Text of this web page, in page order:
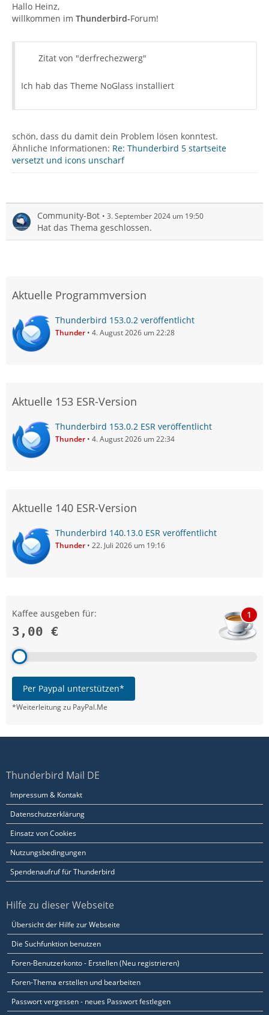
Hallo Heinz,
willkommen im Thunderbird-Forum!
Zitat von "derfrechezwerg"
Ich hab das Theme NoGlass installiert
schön, dass du damit dein Problem lösen konntest.
Ähnliche Informationen: Re: Thunderbird 5 startseite
versetzt und icons unscharf
Community-Bot 3. September 2024 um 19:50
Hat das Thema geschlossen.
Aktuelle Programmversion
Thunderbird 153.0.2 veröffentlicht
Thunder 4. August 2026 um 22:28
Aktuelle 153 ESR-Version
Thunderbird 153.0.2 ESR veröffentlicht
Thunder 4. August 2026 um 22:34
Aktuelle 140 ESR-Version
Thunderbird 140.13.0 ESR veröffentlicht
Thunder 22. Juli 2026 um 19:16
Kaffee ausgeben für:
3,00 €
1
Per Paypal unterstützen*
*Weiterleitung zu PayPal.Me
Thunderbird Mail DE
Impressum & Kontakt
Datenschutzerklärung
Einsatz von Cookies
Nutzungsbedingungen
Spendenaufruf für Thunderbird
Hilfe zu dieser Webseite
Übersicht der Hilfe zur Webseite
Die Suchfunktion benutzen
Foren-Benutzerkonto - Erstellen (Neu registrieren)
Foren-Thema erstellen und bearbeiten
Passwort vergessen - neues Passwort festlegen